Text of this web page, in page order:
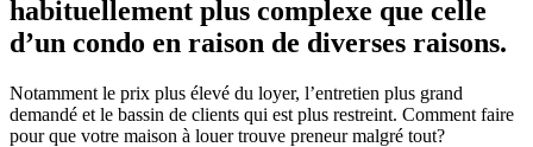
habituellement plus complexe que celle
d’un condo en raison de diverses raisons.
Notamment le prix plus élevé du loyer, l’entretien plus grand
demandé et le bassin de clients qui est plus restreint. Comment faire
pour que votre maison à louer trouve preneur malgré tout?